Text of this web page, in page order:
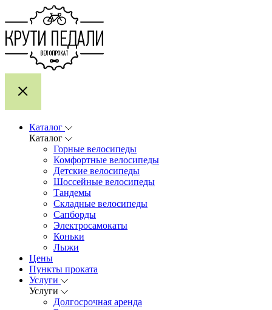
Каталог
Каталог
Горные велосипеды
Комфортные велосипеды
Детские велосипеды
Шоссейные велосипеды
Тандемы
Складные велосипеды
Сапборды
Электросамокаты
Коньки
Лыжи
Цены
Пункты проката
Услуги
Услуги
Долгосрочная аренда